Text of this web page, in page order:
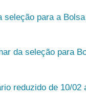
seleção para a
da seleção para
reduzido de 10/